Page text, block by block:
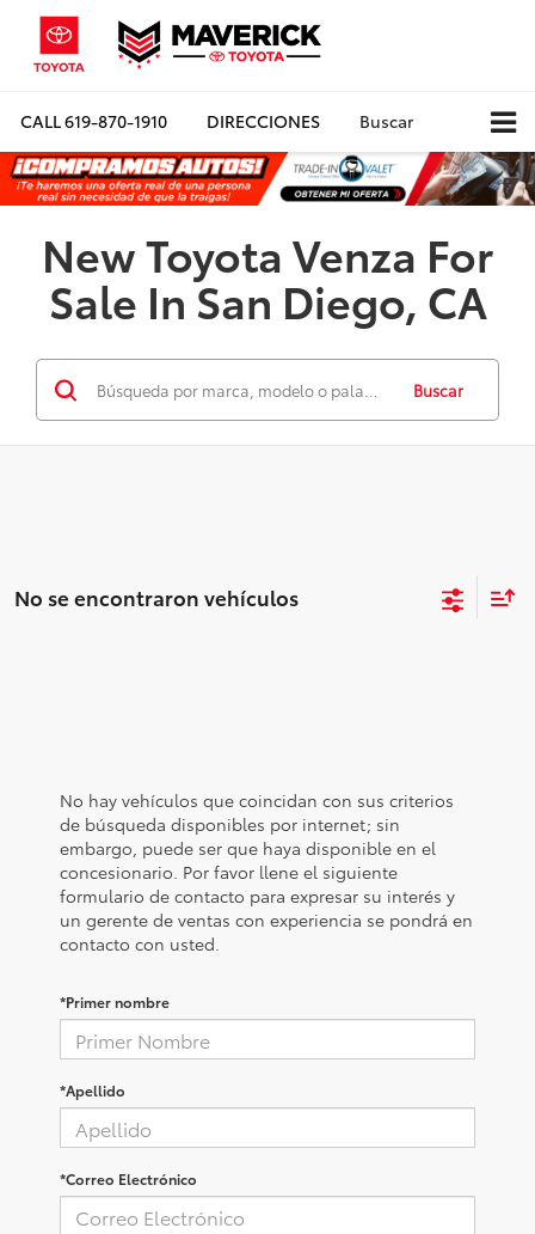
CALL619-870-1910 DIRECCIONES Buscar
New Toyota Venza For
Sale In San Diego, CA
Buscar
No se encontraron vehículos
No hay vehículos que coincidan con sus criterios
de búsqueda disponibles por internet; sin
embargo, puede ser que haya disponible en el
concesionario. Por favor llene el siguiente
formulario de contacto para expresar su interés y
un gerente de ventas con experiencia se pondrá en
contacto con usted.
*Primer nombre
*Apellido
*Correo Electrónico